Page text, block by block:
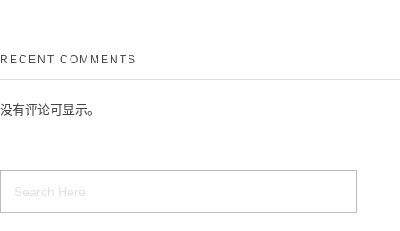
RECENT COMMENTS
没有评论可显示。